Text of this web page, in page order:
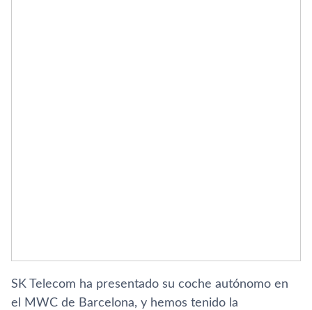
SK Telecom ha presentado su coche autónomo en
el MWC de Barcelona, y hemos tenido la